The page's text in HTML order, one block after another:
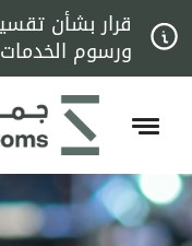
قرار بشأن
ورسوم الخدمات